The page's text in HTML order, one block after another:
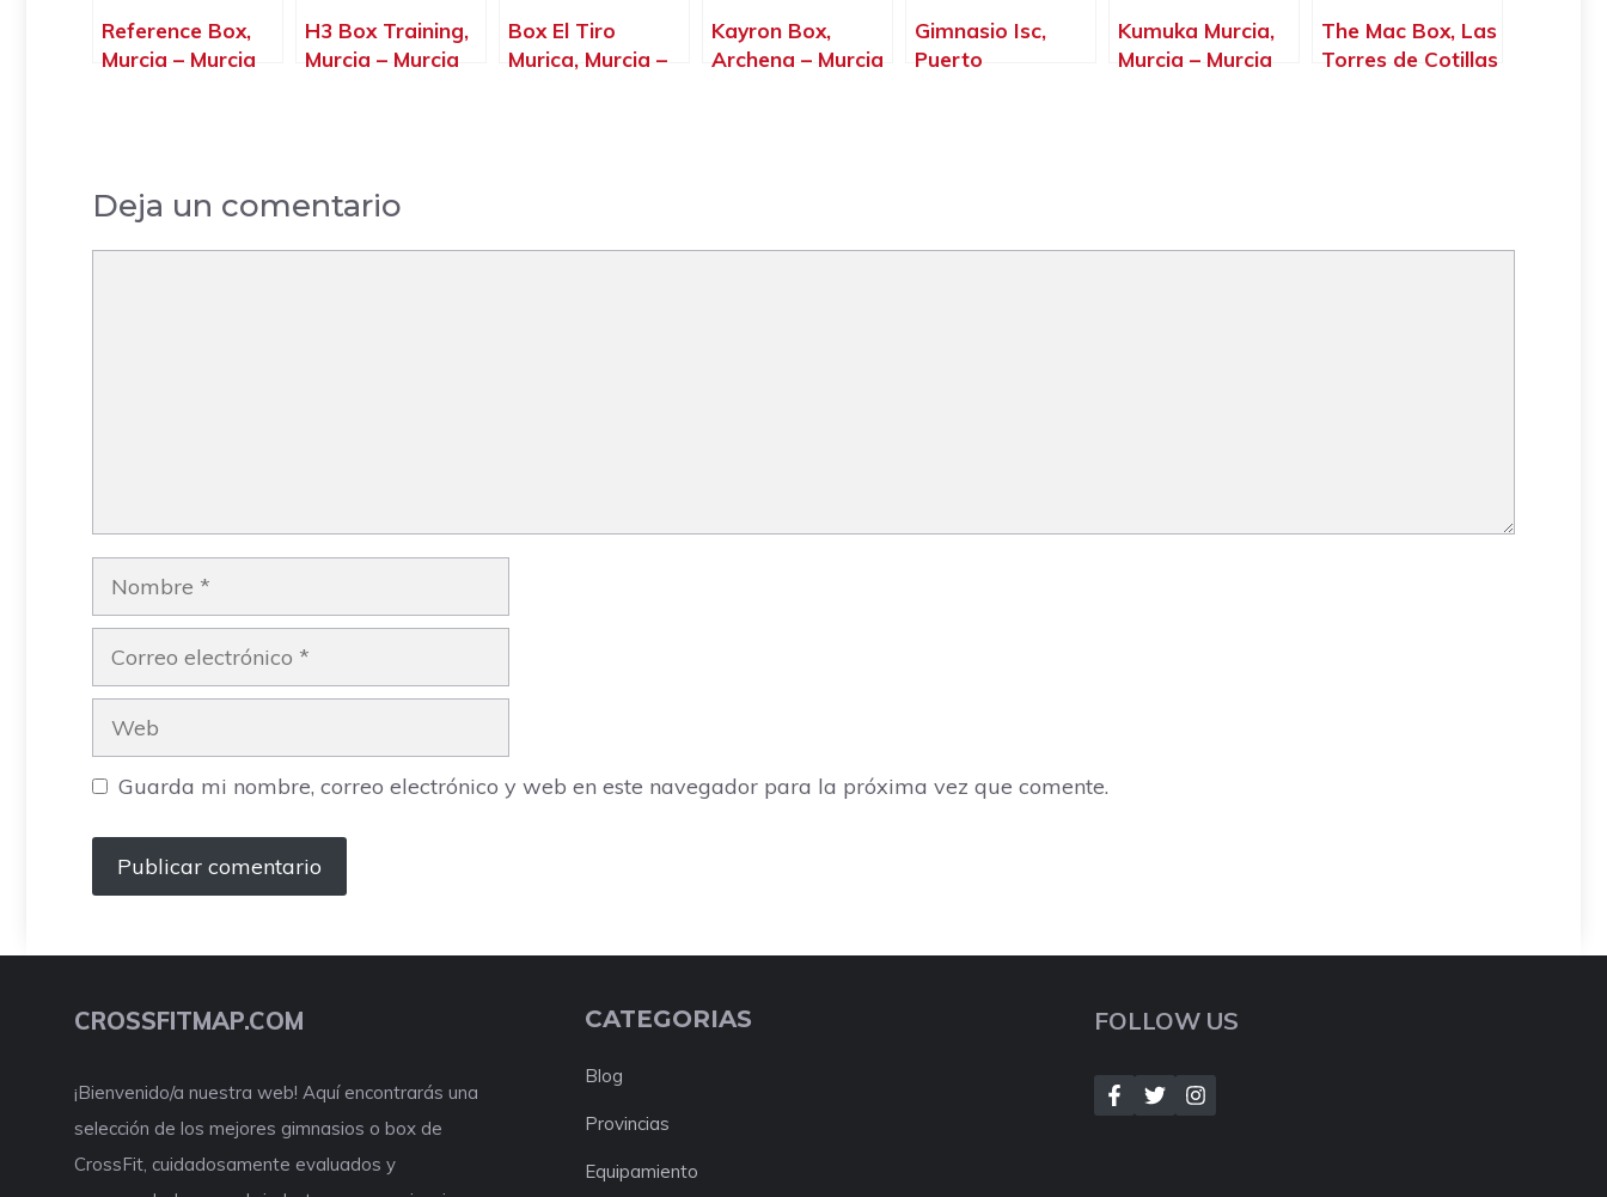
Reference Box,
Murcia – Murcia
H3 Box Training,
Murcia – Murcia
Box El Tiro
Murica, Murcia –
Kayron Box,
Archena – Murcia
Gimnasio Isc,
Puerto
Kumuka Murcia,
Murcia – Murcia
The Mac Box, Las
Torres de Cotillas
Deja un comentario
Nombre
Correo
electrónico
Web
Guarda mi nombre, correo electrónico y web en este navegador para la próxima vez que comente.
CROSSFITMAP.COM
¡Bienvenido/a nuestra web! Aquí encontrarás una
selección de los mejores gimnasios o box de
CrossFit, cuidadosamente evaluados y
CATEGORIAS
Blog
Provincias
Equipamiento
FOLLOW US